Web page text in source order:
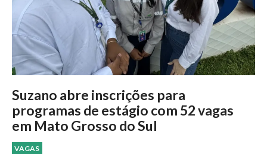
Suzano abre inscrições para
programas de estágio com 52 vagas
em Mato Grosso do Sul
VAGAS